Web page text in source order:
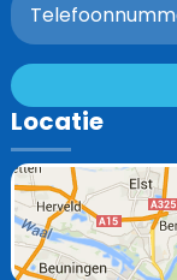
Locatie